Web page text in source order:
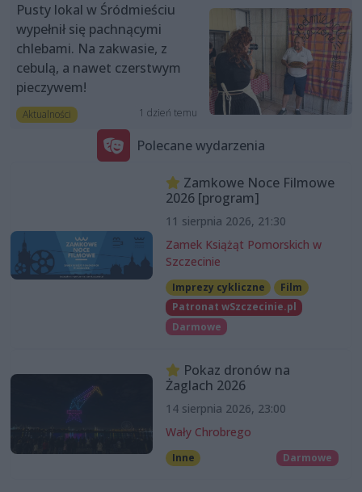
Pusty lokal w Śródmieściu
wypełnił się pachnącymi
chlebami. Na zakwasie, z
cebulą, a nawet czerstwym
pieczywem!
Aktualności 1 dzień temu
Polecane wydarzenia
Zamkowe Noce Filmowe
2026 [program]
11 sierpnia 2026, 21:30
Zamek Książąt Pomorskich w
Szczecinie
Imprezy cykliczne
Film
Patronat wSzczecinie.pl
Darmowe
Pokaz dronów na
Żaglach 2026
14 sierpnia 2026, 23:00
Wały Chrobrego
Inne Darmowe